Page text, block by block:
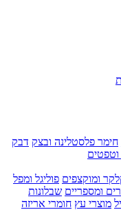
חימר פלסטלינה ובצק דבק
ומוקצפים פוליגל ומפל
ומספריים שבלונות
מוצרי עץ חומרי אריזה